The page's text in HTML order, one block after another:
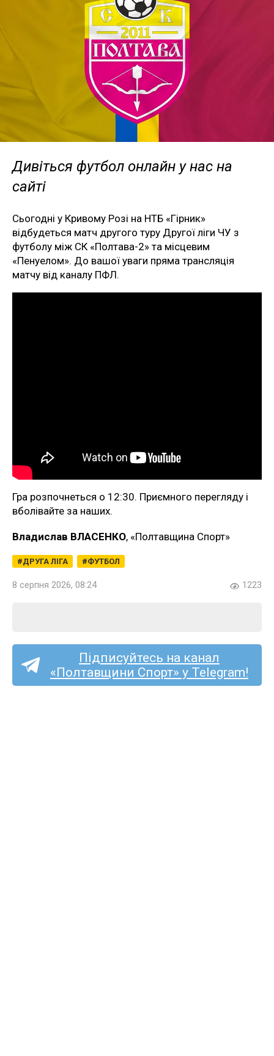
Дивіться футбол онлайн у нас на
сайті
Сьогодні у Кривому Розі на НТБ «Гірник»
відбудеться матч другого туру Другої ліги ЧУ з
футболу між СК «Полтава-2» та місцевим
«Пенуелом». До вашої уваги пряма трансляція
матчу від каналу ПФЛ.
Гра розпочнеться о 12:30. Приємного перегляду і
вболівайте за наших.
Владислав ВЛАСЕНКО, «Полтавщина Спорт»
ДРУГА ЛІГА ФУТБОЛ
8 серпня 2026, 08:24 1223
Підписуйтесь на канал
«Полтавщини Спорт» у Telegram!